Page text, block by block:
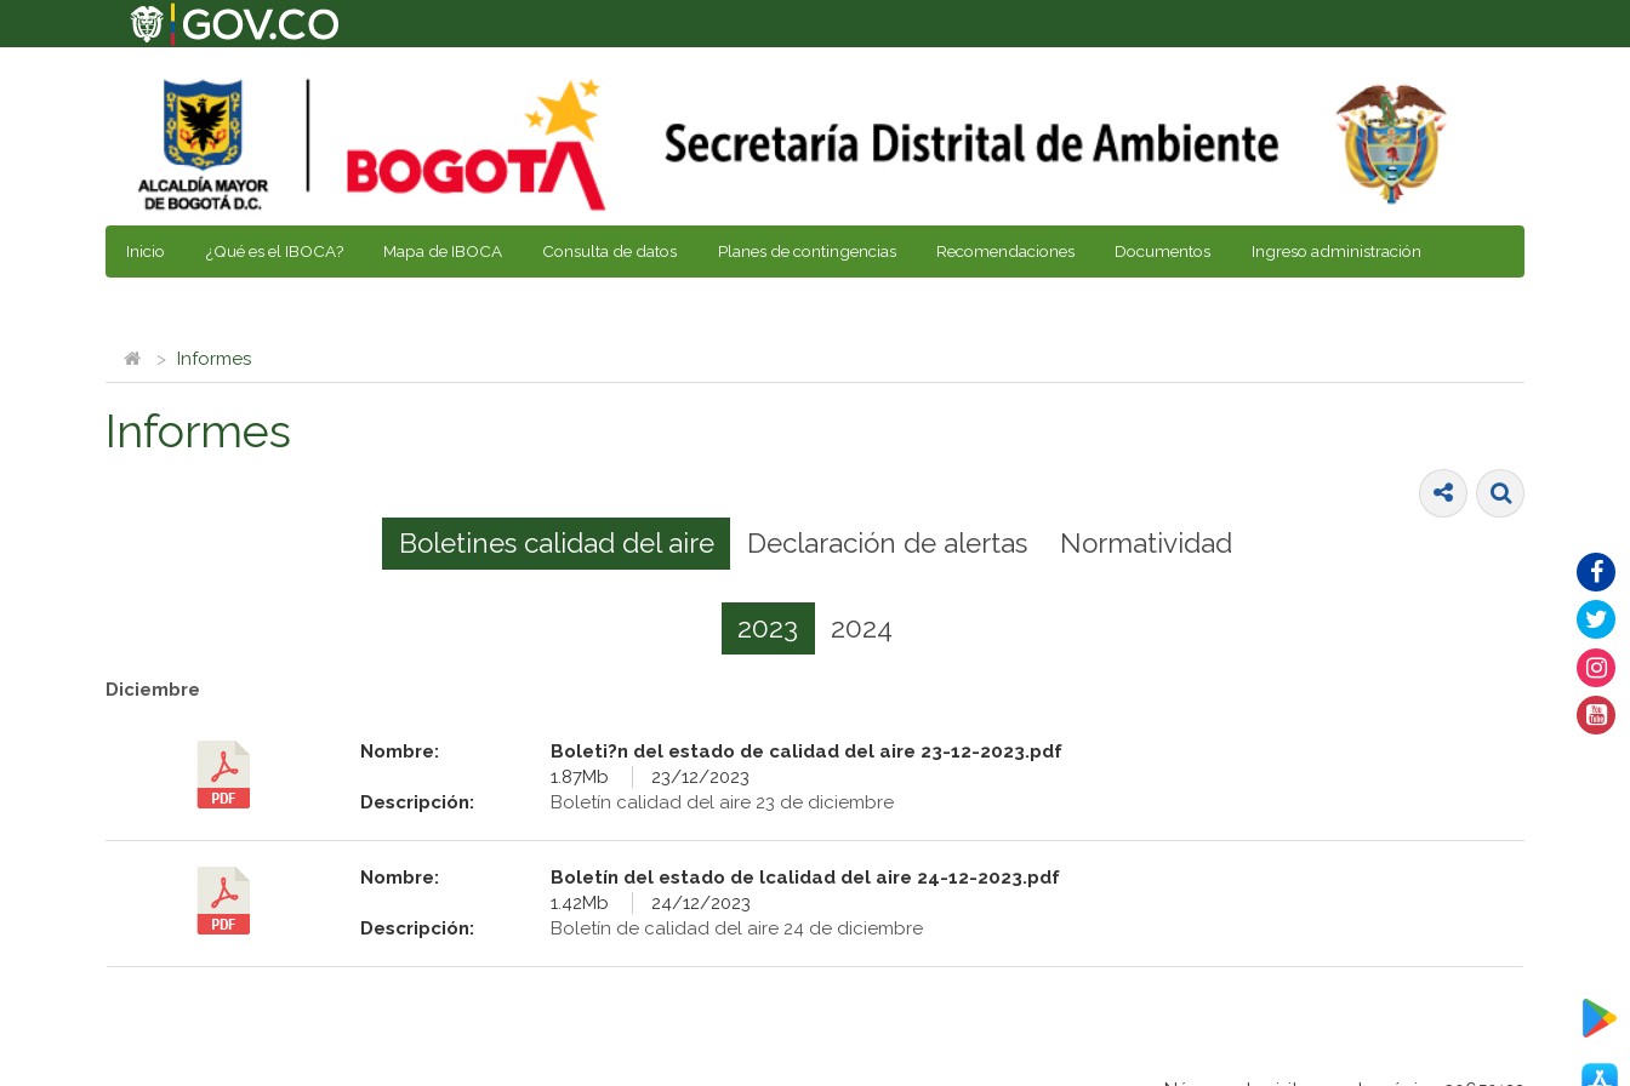
Inicio ¿Qué es el IBOCA? Mapa de IBOCA Consulta de datos Planes de contingencias Recomendaciones Documentos Ingreso administración
Informes
Informes
Boletines calidad del aire Declaración de alertas Normatividad
2023 2024
Diciembre
Nombre:
Boleti?n del estado de calidad del aire 23-12-2023.pdf
1.87Mb
23/12/2023
Descripción:
Boletín calidad del aire 23 de diciembre
Nombre:
Boletín del estado de lcalidad del aire 24-12-2023.pdf
1.42Mb
24/12/2023
Descripción:
Boletín de calidad del aire 24 de diciembre